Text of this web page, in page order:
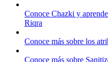
Conoce Chazki y
Riqra
Conoce más sobre los
Conoce más sobre